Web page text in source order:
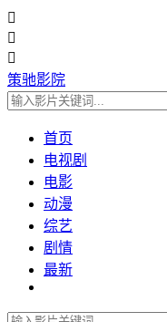



策驰影院
首页
电视剧
电影
动漫
综艺
剧情
最新